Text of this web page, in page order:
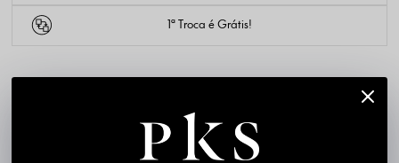
1ª Troca é Grátis!
Código identificador (SKU):
PK6645-28
Material: Malha Encorpada com Fio de Lurex